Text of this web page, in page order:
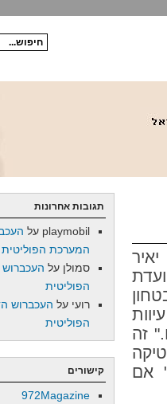
זה
אם
תגובות אחרונות
playmobil על
המערכת הפוליטית
סמולן על
הפוליטית
רועי על העכברוש
הפוליטית
קישורים
972Magazine